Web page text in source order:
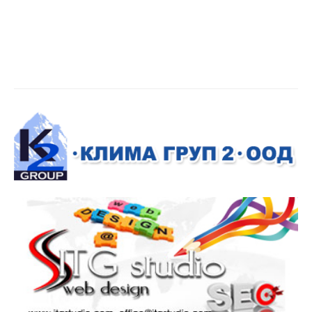
Времето днес